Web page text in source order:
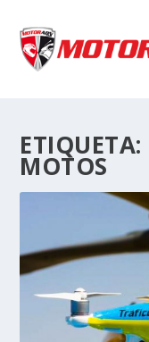
ETIQUETA:
MOTOS